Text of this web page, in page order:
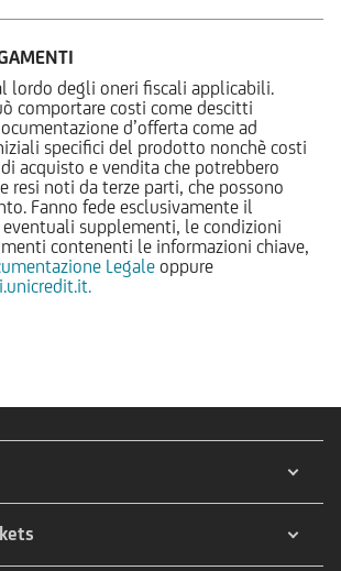
lordo degli oneri fiscali applicabili.
comportare costi come descitti
d’offerta come ad
specifici del prodotto nonchè costi
acquisto e vendita che potrebbero
resi noti da terze parti, che possono
Fanno fede esclusivamente il
supplementi, le condizioni
contenenti le informazioni chiave,
Legale oppure